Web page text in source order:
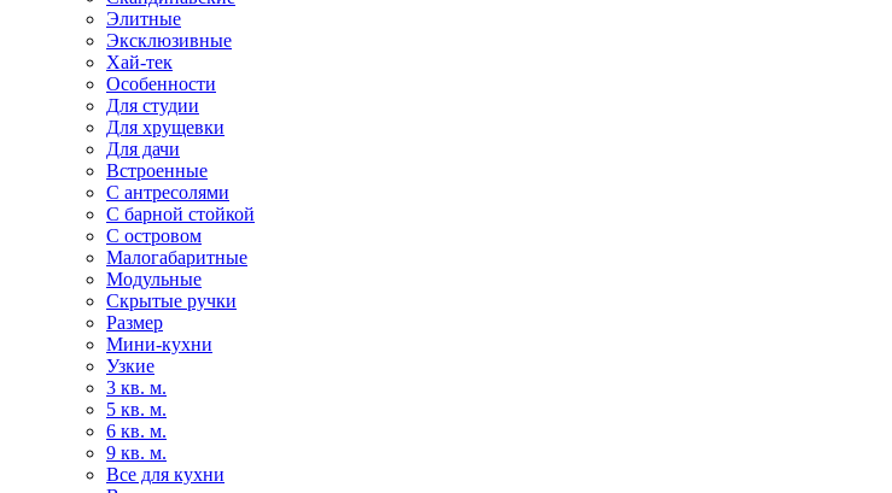
Элитные
Эксклюзивные
Хай-тек
Особенности
Для студии
Для хрущевки
Для дачи
Встроенные
С антресолями
С барной стойкой
С островом
Малогабаритные
Модульные
Скрытые ручки
Размер
Мини-кухни
Узкие
3 кв. м.
5 кв. м.
6 кв. м.
9 кв. м.
Все для кухни